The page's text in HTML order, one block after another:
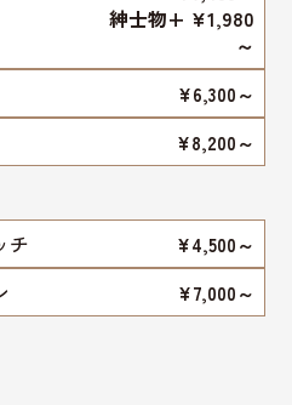
紳士物+ ¥1,980
～
¥6,300～
¥8,200～
チ ¥4,500～
¥7,000～